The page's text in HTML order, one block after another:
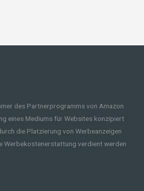
des Partnerprogramms von Amazon
eines Mediums für Websites konzipiert
die Platzierung von Werbeanzeigen
Werbekostenerstattung verdient werden